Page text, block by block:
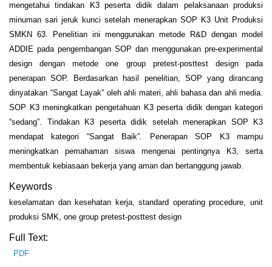
mengetahui tindakan K3 peserta didik dalam pelaksanaan produksi
minuman sari jeruk kunci setelah menerapkan SOP K3 Unit Produksi
SMKN 63. Penelitian ini menggunakan metode R&D dengan model
ADDIE pada pengembangan SOP dan menggunakan pre-experimental
design dengan metode one group pretest-posttest design pada
penerapan SOP. Berdasarkan hasil penelitian, SOP yang dirancang
dinyatakan “Sangat Layak” oleh ahli materi, ahli bahasa dan ahli media.
SOP K3 meningkatkan pengetahuan K3 peserta didik dengan kategori
“sedang”. Tindakan K3 peserta didik setelah menerapkan SOP K3
mendapat kategori “Sangat Baik”. Penerapan SOP K3 mampu
meningkatkan pemahaman siswa mengenai pentingnya K3, serta
membentuk kebiasaan bekerja yang aman dan bertanggung jawab.
Keywords
keselamatan dan kesehatan kerja, standard operating procedure, unit
produksi SMK, one group pretest-posttest design
Full Text:
PDF